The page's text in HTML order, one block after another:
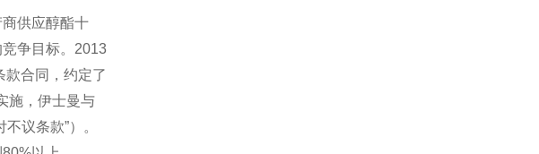
供应醇酯十
争目标。2013
款合同，约定了
施，伊士曼与
议条款”）。